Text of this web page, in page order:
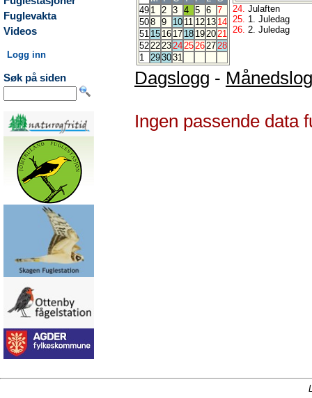
Fuglevakta
Videos
Logg inn
Søk på siden
49 1 2 3 4 5 6 7
508 9 10 11 12 13 14
51 15 16 17 18 192021
5222232425262728
1 293031
24. Julaften
25. 1. Juledag
26. 2. Juledag
Dagslogg -
Ingen passende data